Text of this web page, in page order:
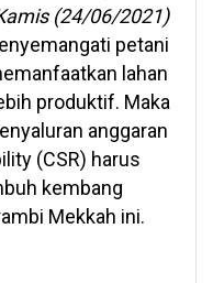
(24/06/2021)
petani
lahan
produktif. Maka
anggaran
(CSR) harus
kembang
Mekkah ini.